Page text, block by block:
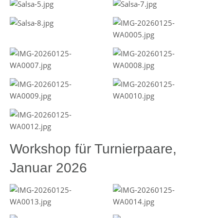
Workshop für Turnierpaare,
Januar 2026